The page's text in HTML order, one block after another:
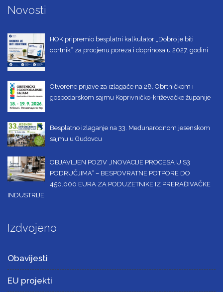
Novosti
HOK pripremio besplatni kalkulator „Dobro je biti
obrtnik“ za procjenu poreza i doprinosa u 2027. godini
Otvorene prijave za izlagače na 28. Obrtničkom i
gospodarskom sajmu Koprivničko-križevačke županije
Besplatno izlaganje na 33. Međunarodnom jesenskom
sajmu u Gudovcu
OBJAVLJEN POZIV „INOVACIJE PROCESA U S3
PODRUČJIMA“ – BESPOVRATNE POTPORE DO
450.000 EURA ZA PODUZETNIKE IZ PRERAĐIVAČKE
INDUSTRIJE
Izdvojeno
Obavijesti
EU projekti